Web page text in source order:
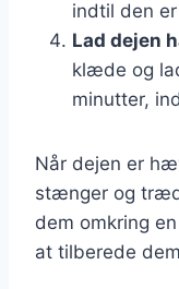
indtil den
Lad dejen
klæde og
minutter,
Når dejen er
stænger og
dem omkring
at tilberede